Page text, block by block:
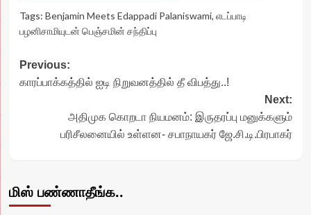
Tags: Benjamin Meets Edappadi Palaniswami, எடப்பாடி
பழனிசாமியுடன் பெஞ்சமின் சந்திப்பு
Post
navigation
Previous:
காரப்பாக்கத்தில் ஐடி நிறுவனத்தில் தீ விபத்து..!
Next:
அதிமுக கொறடா நியமனம்: இருதரப்பு மனுக்களும்
பரிசீலனையில் உள்ளன- சபாநாயகர் ஜே.சி.டி.பிரபாகர்
மிஸ் பண்ணாதீங்க..